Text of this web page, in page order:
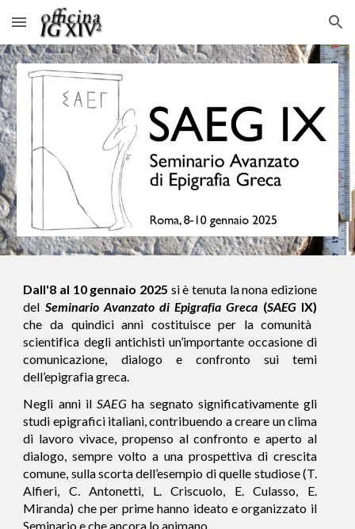
Skip to main content Skip to navigation
Dall'8 al 10 gennaio 2025 si è tenuta la nona edizione
del Seminario Avanzato di Epigrafia Greca (SAEG IX)
che da quindici anni costituisce per la comunità
scientifica degli antichisti un’importante occasione di
comunicazione, dialogo e confronto sui temi
dell’epigrafia greca.
Negli anni ilSAEG ha segnato significativamente gli
studi epigrafici italiani, contribuendo a creare un clima
di lavoro vivace, propenso al confronto e aperto al
dialogo, sempre volto a una prospettiva di crescita
comune, sulla scorta dell’esempio di quelle studiose (T.
Alfieri, C. Antonetti, L. Criscuolo, E. Culasso, E.
Miranda) che per prime hanno ideato e organizzato il
Seminario e che ancora lo animano.